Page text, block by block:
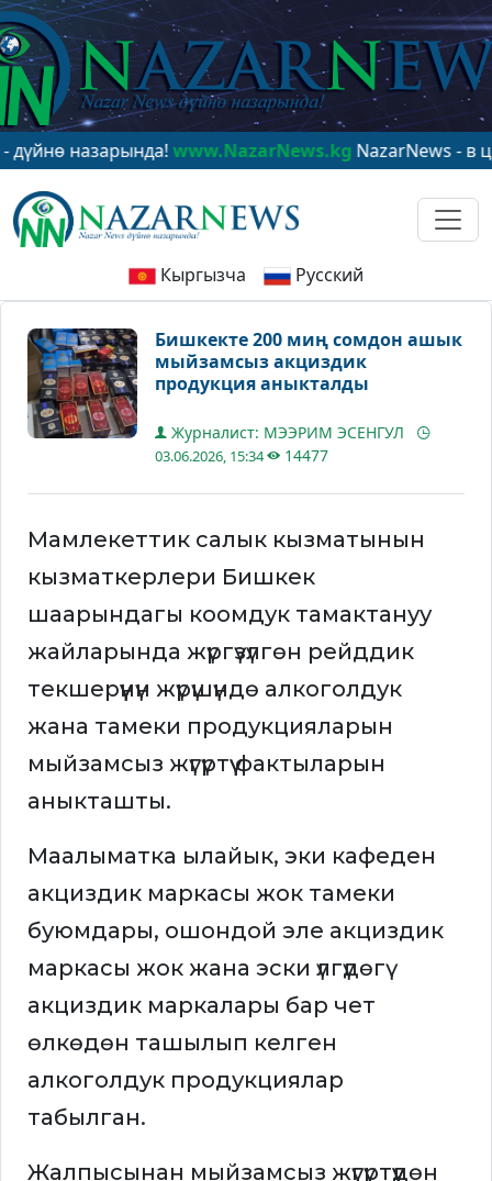
назарында!www.NazarNews.kgNazarNews - в центре
Кыргызча Русский
Бишкекте 200 миң сомдон ашык
мыйзамсыз акциздик
продукция аныкталды
Журналист: МЭЭРИМ ЭСЕНГУЛ
03.06.2026, 15:34 14477
Мамлекеттик салык кызматынын
кызматкерлери Бишкек
шаарындагы коомдук тамактануу
жайларында жүргүзүлгөн рейддик
текшерүүнүн жүрүшүндө алкоголдук
жана тамеки продукцияларын
мыйзамсыз жүгүртүү фактыларын
аныкташты.
Маалыматка ылайык, эки кафеден
акциздик маркасы жок тамеки
буюмдары, ошондой эле акциздик
маркасы жок жана эски үлгүдөгү
акциздик маркалары бар чет
өлкөдөн ташылып келген
алкоголдук продукциялар
табылган.
Жалпысынан мыйзамсыз жүгүртүүдөн